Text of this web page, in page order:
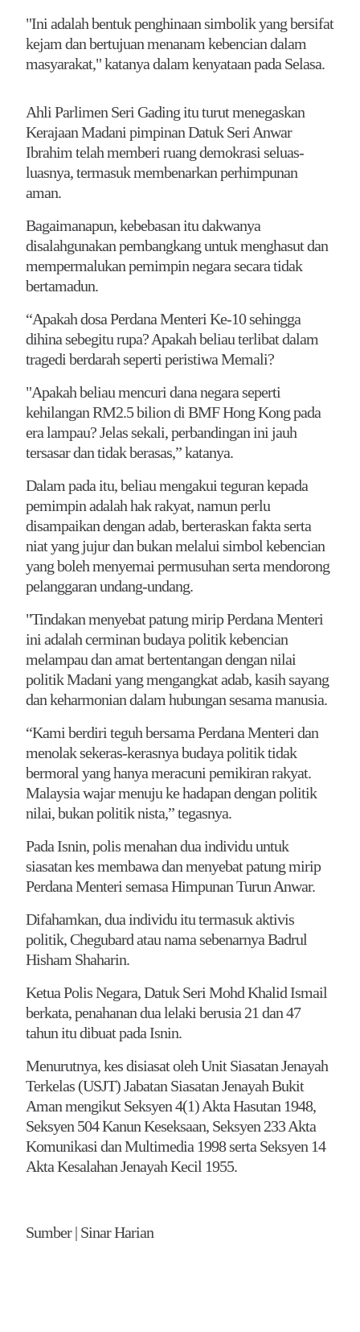
"Ini adalah bentuk penghinaan simbolik yang bersifat
kejam dan bertujuan menanam kebencian dalam
masyarakat," katanya dalam kenyataan pada Selasa.
Ahli Parlimen Seri Gading itu turut menegaskan
Kerajaan Madani pimpinan Datuk Seri Anwar
Ibrahim telah memberi ruang demokrasi seluas-
luasnya, termasuk membenarkan perhimpunan
aman.
Bagaimanapun, kebebasan itu dakwanya
disalahgunakan pembangkang untuk menghasut dan
mempermalukan pemimpin negara secara tidak
bertamadun.
“Apakah dosa Perdana Menteri Ke-10 sehingga
dihina sebegitu rupa? Apakah beliau terlibat dalam
tragedi berdarah seperti peristiwa Memali?
"Apakah beliau mencuri dana negara seperti
kehilangan RM2.5 bilion di BMF Hong Kong pada
era lampau? Jelas sekali, perbandingan ini jauh
tersasar dan tidak berasas,” katanya.
Dalam pada itu, beliau mengakui teguran kepada
pemimpin adalah hak rakyat, namun perlu
disampaikan dengan adab, berteraskan fakta serta
niat yang jujur dan bukan melalui simbol kebencian
yang boleh menyemai permusuhan serta mendorong
pelanggaran undang-undang.
"Tindakan menyebat patung mirip Perdana Menteri
ini adalah cerminan budaya politik kebencian
melampau dan amat bertentangan dengan nilai
politik Madani yang mengangkat adab, kasih sayang
dan keharmonian dalam hubungan sesama manusia.
“Kami berdiri teguh bersama Perdana Menteri dan
menolak sekeras-kerasnya budaya politik tidak
bermoral yang hanya meracuni pemikiran rakyat.
Malaysia wajar menuju ke hadapan dengan politik
nilai, bukan politik nista,” tegasnya.
Pada Isnin, polis menahan dua individu untuk
siasatan kes membawa dan menyebat patung mirip
Perdana Menteri semasa Himpunan Turun Anwar.
Difahamkan, dua individu itu termasuk aktivis
politik, Chegubard atau nama sebenarnya Badrul
Hisham Shaharin.
Ketua Polis Negara, Datuk Seri Mohd Khalid Ismail
berkata, penahanan dua lelaki berusia 21 dan 47
tahun itu dibuat pada Isnin.
Menurutnya, kes disiasat oleh Unit Siasatan Jenayah
Terkelas (USJT) Jabatan Siasatan Jenayah Bukit
Aman mengikut Seksyen 4(1) Akta Hasutan 1948,
Seksyen 504 Kanun Keseksaan, Seksyen 233 Akta
Komunikasi dan Multimedia 1998 serta Seksyen 14
Akta Kesalahan Jenayah Kecil 1955.
Sumber | Sinar Harian